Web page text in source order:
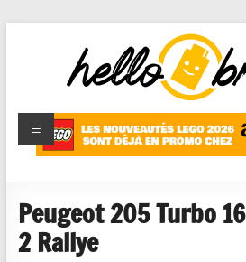
HelloBricks
Blog LEGO,
nouveaut�s
reviews
Peugeot 205 Turbo
2 Rallye